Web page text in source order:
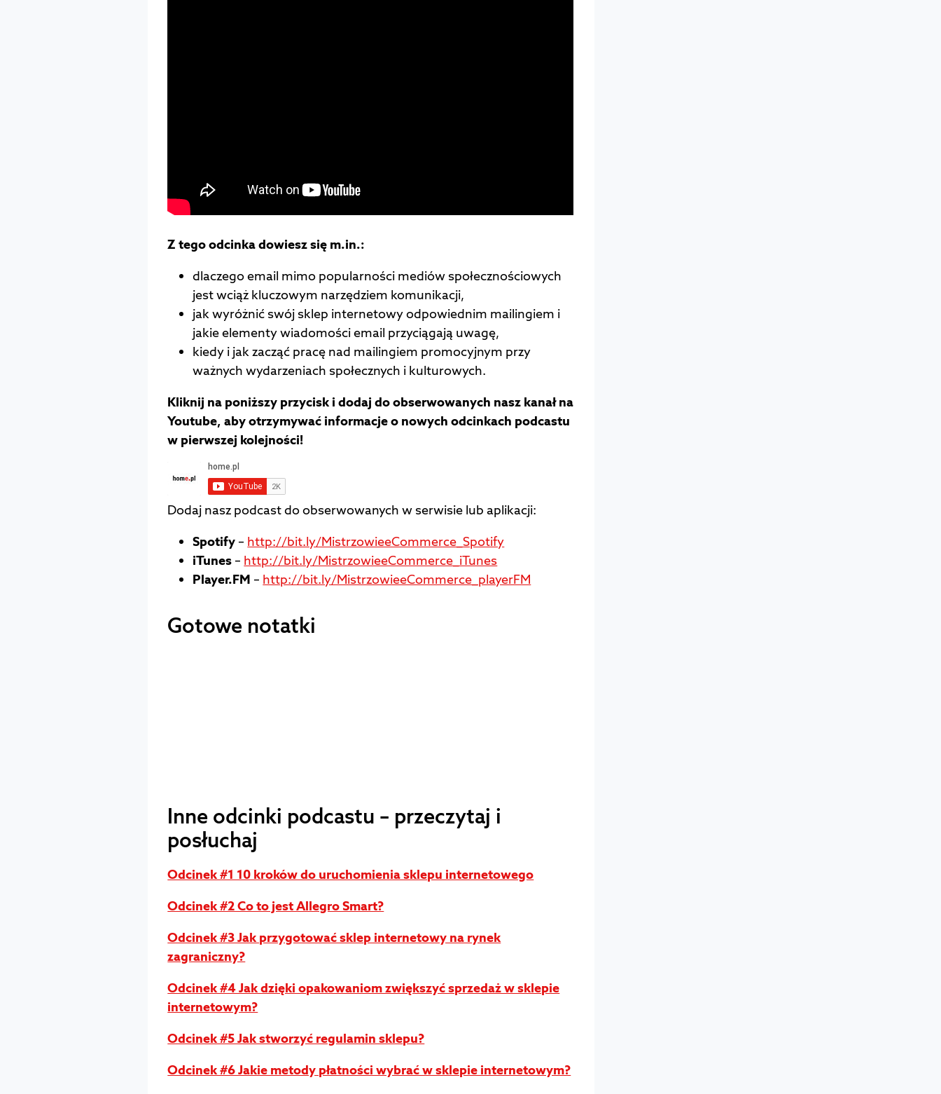
Z tego odcinka dowiesz się m.in.:
dlaczego email mimo popularności mediów społecznościowych
jest wciąż kluczowym narzędziem komunikacji,
jak wyróżnić swój sklep internetowy odpowiednim mailingiem i
jakie elementy wiadomości email przyciągają uwagę,
kiedy i jak zacząć pracę nad mailingiem promocyjnym przy
ważnych wydarzeniach społecznych i kulturowych.
Kliknij na poniższy przycisk i dodaj do obserwowanych nasz kanał na
Youtube, aby otrzymywać informacje o nowych odcinkach podcastu
w pierwszej kolejności!
Dodaj nasz podcast do obserwowanych w serwisie lub aplikacji:
Spotify – http://bit.ly/MistrzowieeCommerce_Spotify
iTunes – http://bit.ly/MistrzowieeCommerce_iTunes
Player.FM – http://bit.ly/MistrzowieeCommerce_playerFM
Gotowe notatki
Inne odcinki podcastu – przeczytaj i
posłuchaj
Odcinek #1 10 kroków do uruchomienia sklepu internetowego
Odcinek #2 Co to jest Allegro Smart?
Odcinek #3 Jak przygotować sklep internetowy na rynek
zagraniczny?
Odcinek #4 Jak dzięki opakowaniom zwiększyć sprzedaż w sklepie
internetowym?
Odcinek #5 Jak stworzyć regulamin sklepu?
Odcinek #6 Jakie metody płatności wybrać w sklepie internetowym?